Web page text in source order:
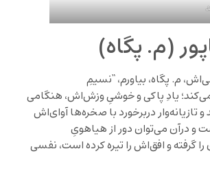
(م. پگاه)
م. پگاه، بياورم، “نسيمِ
يادِ پاکی و خوشیِ وزش‌اش، هنگامی
تازيانه‌وار دربرخورد با صخره‌ها آوای‌اش
درآن می‌توان دور از هياهویِ
و افق‌اش را تيره کرده است، نفسی